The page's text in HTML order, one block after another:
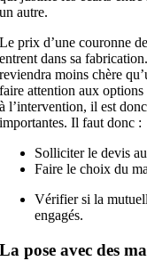
un autre.
Le prix d’une couronne
entrent dans sa
reviendra moins chère
faire attention aux options
à l’intervention, il est
importantes. Il faut donc :
Solliciter le devis
Faire le choix du
Vérifier si la
engagés.
La pose avec des